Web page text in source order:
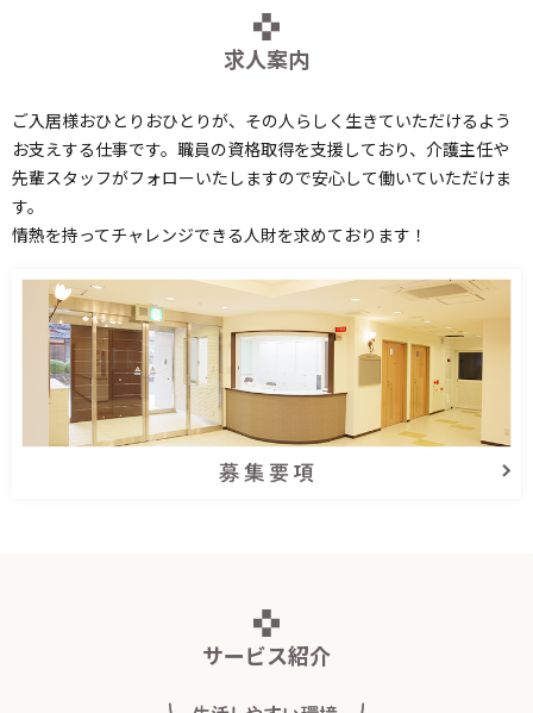
求人案内
ご入居様おひとりおひとりが、その人らしく生きていただけるよう
お支えする仕事です。 職員の資格取得を支援しており、介護主任や
先輩スタッフがフォローいたしますので安心して働いていただけま
す。
情熱を持ってチャレンジできる人財を求めております！
サービス紹介